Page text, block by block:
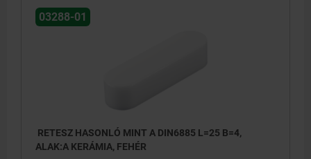
03288-01
RETESZ HASONLÓ MINT A DIN6885 L=25 B=4,
ALAK:A KERÁMIA, FEHÉR